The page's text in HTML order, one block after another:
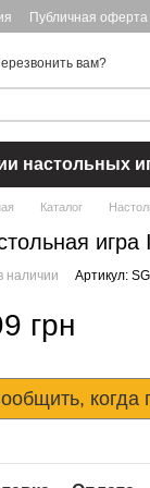
Публичная оферта
вам?
настольных
Каталог
наличии Артикул:
грн
когда